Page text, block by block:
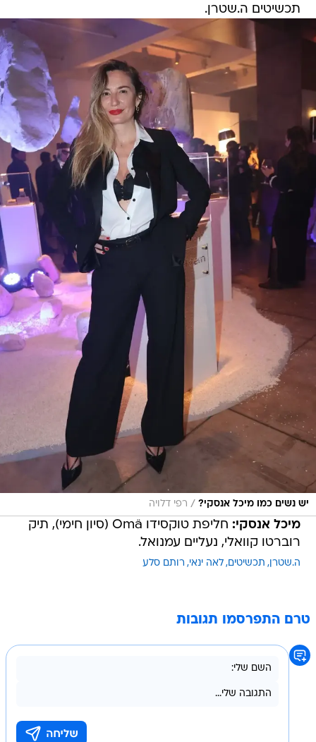
תכשיטים ה.שטרן.
יש נשים כמו מיכל אנסקי? / רפי דלויה
מיכל אנסקי:
חליפת טוקסידו Omä (סיון חימי), תיק
רוברטו קוואלי, נעליים עמנואל.
ה.שטרן תכשיטים לאה ינאי רותם סלע
טרם התפרסמו תגובות